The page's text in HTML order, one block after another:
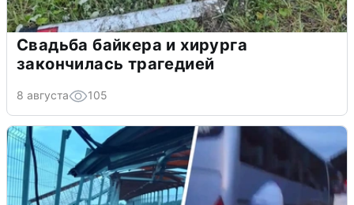
Свадьба байкера и хирурга
закончилась трагедией
8 августа 105